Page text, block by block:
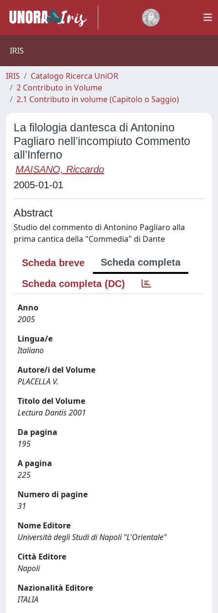
IRIS
IRIS
Catalogo Ricerca UniOR
2 Contributo in Volume
2.1 Contributo in volume (Capitolo o Saggio)
La filologia dantesca di Antonino
Pagliaro nell’incompiuto Commento
all’Inferno
MAISANO, Riccardo
2005-01-01
Abstract
Studio del commento di Antonino Pagliaro alla
prima cantica della "Commedia" di Dante
Scheda breve
Scheda completa
Scheda completa (DC)
Anno
2005
Lingua/e
Italiano
Autore/i del Volume
PLACELLA V.
Titolo del Volume
Lectura Dantis 2001
Da pagina
195
A pagina
225
Numero di pagine
31
Nome Editore
Università degli Studi di Napoli "L'Orientale"
Città Editore
Napoli
Nazionalità Editore
ITALIA